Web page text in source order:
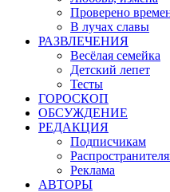
Проверено
В лучах славы
РАЗВЛЕЧЕНИЯ
Весёлая семейка
Детский лепет
Тесты
ГОРОСКОП
ОБСУЖДЕНИЕ
РЕДАКЦИЯ
Подписчикам
Реклама
АВТОРЫ